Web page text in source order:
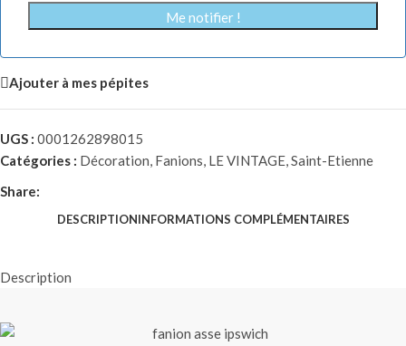
Me notifier !
Ajouter à mes pépites
UGS : 0001262898015
Catégories : Décoration, Fanions, LE VINTAGE,Saint-Etienne
Share:
DESCRIPTIONINFORMATIONS COMPLÉMENTAIRES
Description